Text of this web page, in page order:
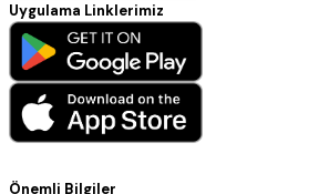
Önemli Bilgiler
Uygulama Linklerimiz